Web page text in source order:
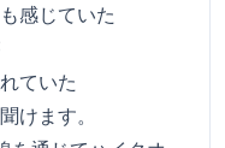
じていた
ていた
ます。